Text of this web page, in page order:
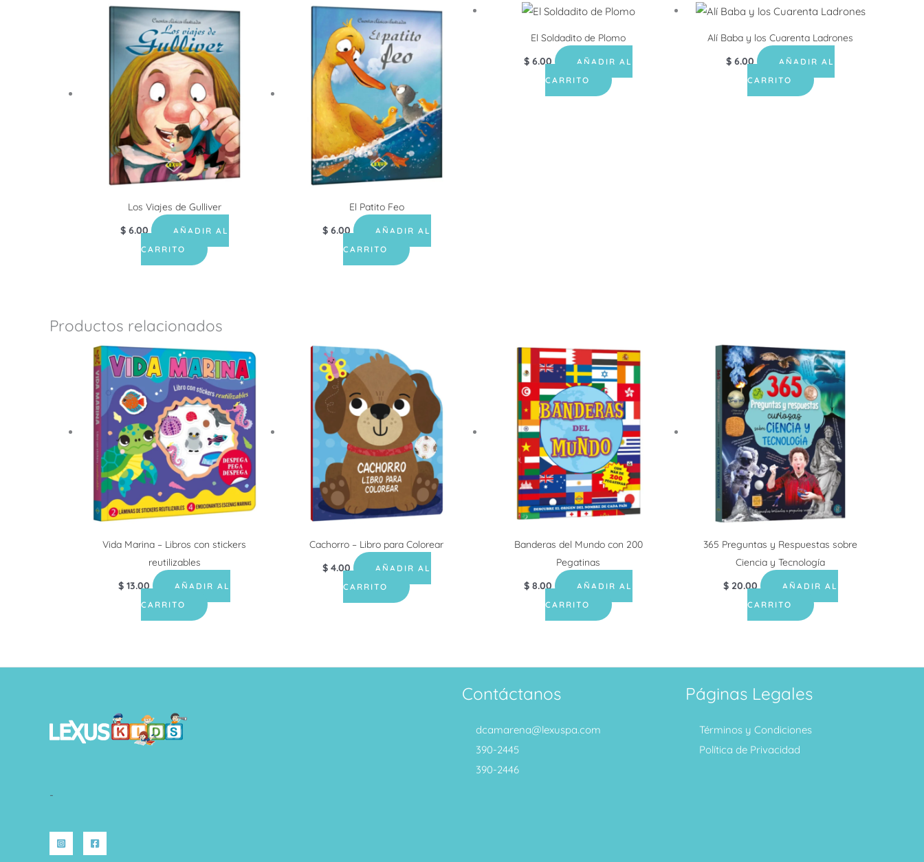
Los Viajes de Gulliver
$6.00
AÑADIR AL
CARRITO
El Patito Feo
$6.00
AÑADIR AL
CARRITO
El Soldadito de Plomo
$ 6.00
AÑADIR AL
CARRITO
Alí Baba y los Cuarenta Ladrones
$ 6.00
AÑADIR AL
CARRITO
Productos relacionados
Vida Marina – Libros con stickers
reutilizables
$ 13.00
AÑADIR AL
CARRITO
Cachorro – Libro para Colorear
$4.00
AÑADIR AL
CARRITO
Banderas del Mundo con 200
Pegatinas
$ 8.00
AÑADIR AL
CARRITO
365 Preguntas y Respuestas sobre
Ciencia y Tecnología
$20.00
AÑADIR AL
CARRITO
-
Contáctanos
dcamarena@lexuspa.com
390-2445
390-2446
Páginas Legales
Términos y Condiciones
Política de Privacidad